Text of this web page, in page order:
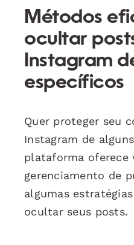
Métodos
ocultar
Instagram
específicos
Quer proteger seu
Instagram de
plataforma oferece
gerenciamento de
algumas
ocultar seus posts.